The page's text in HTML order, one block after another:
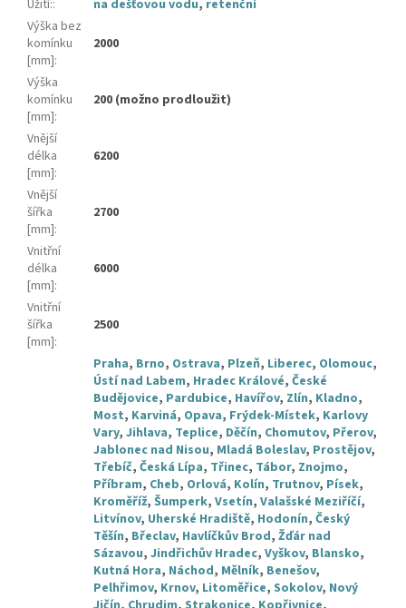
Užití:: na dešťovou vodu, retenční
Výška bez
komínku
[mm]:
2000
Výška
komínku
[mm]:
200 (možno prodloužit)
Vnější
délka
[mm]:
6200
Vnější
šířka
[mm]:
2700
Vnitřní
délka
[mm]:
6000
Vnitřní
šířka
[mm]:
2500
Praha, Brno, Ostrava, Plzeň, Liberec, Olomouc,
Ústí nad Labem, Hradec Králové, České
Budějovice, Pardubice, Havířov, Zlín, Kladno,
Most, Karviná, Opava, Frýdek-Místek, Karlovy
Vary, Jihlava, Teplice, Děčín, Chomutov, Přerov,
Jablonec nad Nisou, Mladá Boleslav, Prostějov,
Třebíč, Česká Lípa, Třinec, Tábor, Znojmo,
Příbram, Cheb, Orlová, Kolín, Trutnov, Písek,
Kroměříž, Šumperk, Vsetín, Valašské Meziříčí,
Litvínov, Uherské Hradiště, Hodonín, Český
Těšín, Břeclav, Havlíčkův Brod, Žďár nad
Sázavou, Jindřichův Hradec, Vyškov, Blansko,
Kutná Hora, Náchod, Mělník, Benešov,
Pelhřimov, Krnov, Litoměřice, Sokolov, Nový